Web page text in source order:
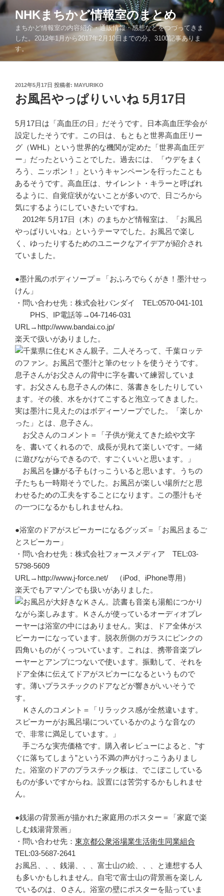
コ
ン
ツ
NHKまちかど情報室のまとめ
まちかど情報室の内容紹介・通販情報・感想などをつづってきま
した。2012年1月から2017年2月10日までの分、3100記事ありま
す。
投
稿
日:
2012年5月17日 投稿者: MAYURIKO
お風呂やっぱりいいね 5月17日
5月17日は「高血圧の日」だそうです。日本高血圧学会が
設定したそうです。この日は、もともと世界高血圧リー
グ（WHL）という世界的な機関が定めた「世界高血圧デ
ー」だったということでした。過去には、「ウデをまく
ろう、ニッポン！」というキャンペーンを行ったことも
あるそうです。高血圧は、サイレント・キラーと呼ばれ
るように、自覚症状がないことが多いので、日ごろから
気にするようにしていきたいですね。
2012年 5月17日（木）のまちかど情報室は、「お風呂
やっぱりいいね」というテーマでした。お風呂で楽し
く、ゆったりするためのユニークなアイデアが紹介され
ていました。
●墨汁風のボディソープ＝「おふろでらくがき！墨汁せっ
けん」
・問い合わせ先：株式会社バンダイ TEL:0570-041-101
PHS、IP電話等→04-7146-031
URL→http://www.bandai.co.jp/
楽天で扱いがありました。
千葉県に住むＫさん親子。二人そろって、千葉ロッテ
のファン。お風呂で墨汁と筆のセットを使うそうです。
息子さんがお父さんの背中に字を書いて練習していま
す。お父さんも息子さんの体に、落書きをしたりしてい
ます。その後、水をかけてこすると泡立ってきました。
実は墨汁に見えたのはボディーソープでした。「楽しか
った」とは、息子さん。
お父さんのコメント＝「子供が覚えてきた絵や文字
を、書いてくれるので、成長が見れて楽しいです。一緒
に遊びながらできるので、すごくいいと思います。」
お風呂を嫌がる子もけっこういると思います。うちの
子たちも一時期そうでした。お風呂が楽しい場所だと思
わせるための工夫をすることになります。この墨汁もそ
の一つになるかもしれませんね。
●浴室のドアがスピーカーになるグッズ＝「お風呂まるご
とスピーカー」
・問い合わせ先：株式会社フォースメディア TEL:03-
5798-5609
URL→http://www.j-force.net/ （iPod、iPhone専用）
楽天でもアマゾンでも扱いがありました。
お風呂が大好きなＫさん。読書も音楽も湯船につかり
ながら楽しみます。Ｋさんが使っているオーディオプレ
ーヤーは浴室の中にはありません。実は、ドア全体がス
ピーカーになっています。脱衣所側のガラスにピンクの
四角いものがくっついています。これは、携帯音楽プレ
ーヤーとアンプにつないで使います。振動して、それを
ドア全体に伝えてドアがスピカーになるというもので
す。薄いプラスチックのドアなどが響きがいいそうで
す。
Ｋさんのコメント＝「リラックス感が全然違います。
スピーカーがお風呂場についているかのような音なの
で、非常に満足しています。」
手ごろな実売価格です。購入者レビューによると、”す
ぐに落ちてしまう”という不満の声がけっこうありまし
た。浴室のドアのプラスチック板は、でこぼこしている
ものが多いですからね。設置には苦労するかもしれませ
ん。
●銭湯の背景画が描かれた家庭用のポスター＝「家庭で楽
しむ銭湯背景画」
・問い合わせ先： 東京都公衆浴場業生活衛生同業組合
TEL:03-5687-2641
お風呂、、、銭湯、、、富士山の絵、、、と連想する人
も多いかもしれません。自宅で富士山の背景画を楽しん
でいるのは、Ｏさん。浴室の壁にポスターを貼っていま